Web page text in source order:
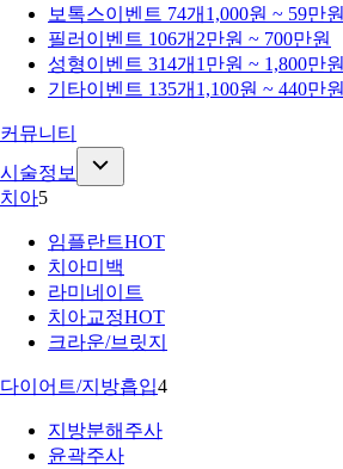
보톡스이벤트 74개 1,000원 ~ 59만원
필러 이벤트 106개 2만원 ~ 700만원
성형이벤트 314개 1만원 ~ 1,800만원
기타이벤트 135개 1,100원 ~ 440만원
커뮤니티
시술정보
치아5
임플란트HOT
치아미백
라미네이트
치아교정HOT
크라운/브릿지
다이어트/지방흡입4
지방분해주사
윤곽주사